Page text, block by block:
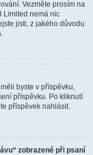
Vezměte prosím na
Limited nemá nic
jisti, z jakého důvodu
byste v příspěvku,
příspěvku. Po kliknutí
příspěvek nahlásit.
zobrazené při psaní